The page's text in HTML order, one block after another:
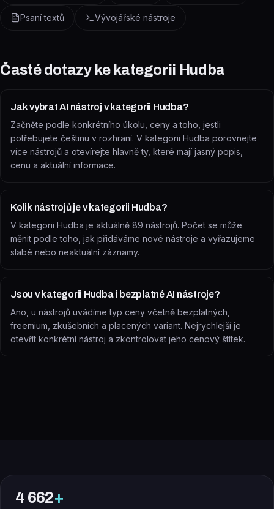
Psaní textů Vývojářské nástroje
Časté dotazy ke kategorii Hudba
Jak vybrat AI nástroj v kategorii Hudba?
Začněte podle konkrétního úkolu, ceny a toho, jestli
potřebujete češtinu v rozhraní. V kategorii Hudba porovnejte
více nástrojů a otevírejte hlavně ty, které mají jasný popis,
cenu a aktuální informace.
Kolik nástrojů je v kategorii Hudba?
V kategorii Hudba je aktuálně 89 nástrojů. Počet se může
měnit podle toho, jak přidáváme nové nástroje a vyřazujeme
slabé nebo neaktuální záznamy.
Jsou v kategorii Hudba i bezplatné AI nástroje?
Ano, u nástrojů uvádíme typ ceny včetně bezplatných,
freemium, zkušebních a placených variant. Nejrychlejší je
otevřít konkrétní nástroj a zkontrolovat jeho cenový štítek.
4 662+